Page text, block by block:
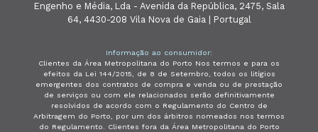
Engenho e Média, Lda - Avenida da República, 2475, Sala
64, 4430-208 Vila Nova de Gaia | Portugal
Informação ao consumidor:
Clientes da Área Metropolitana do Porto Nos termos e para os
efeitos da Lei 144/2015, de 8 de Setembro, todos os litígios
emergentes dos contratos de compra e venda ou de prestação
de serviços ou com ele relacionados serão definitivamente
resolvidos de acordo com o Regulamento do Centro de
Arbitragem do Porto, por um dos árbitros nomeados nos termos
do Regulamento. Clientes fora da Área Metropolitana do Porto